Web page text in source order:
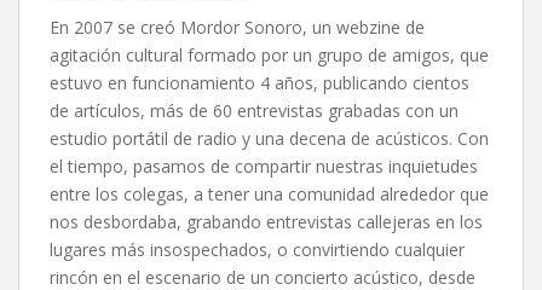
En 2007 se creó Mordor Sonoro, un webzine de
agitación cultural formado por un grupo de amigos, que
estuvo en funcionamiento 4 años, publicando cientos
de artículos, más de 60 entrevistas grabadas con un
estudio portátil de radio y una decena de acústicos. Con
el tiempo, pasamos de compartir nuestras inquietudes
entre los colegas, a tener una comunidad alrededor que
nos desbordaba, grabando entrevistas callejeras en los
lugares más insospechados, o convirtiendo cualquier
rincón en el escenario de un concierto acústico, desde